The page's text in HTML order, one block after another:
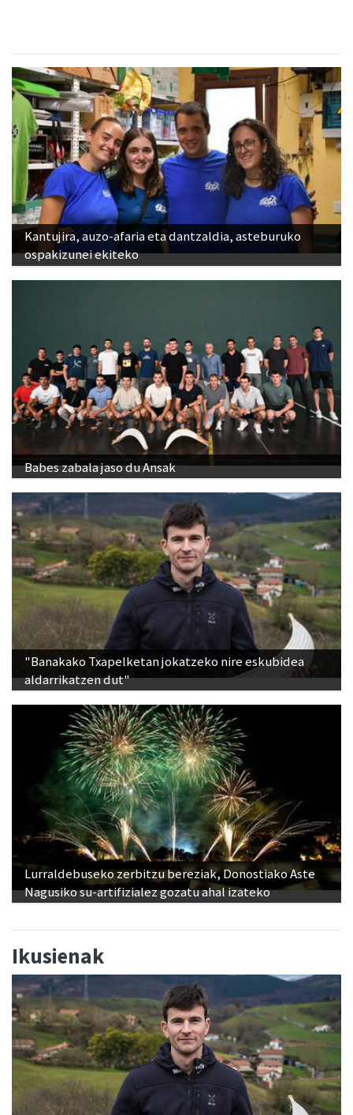
Kantujira, auzo-afaria eta dantzaldia, asteburuko
ospakizunei ekiteko
Babes zabala jaso du Ansak
"Banakako Txapelketan jokatzeko nire eskubidea
aldarrikatzen dut"
Lurraldebuseko zerbitzu bereziak, Donostiako Aste
Nagusiko su-artifizialez gozatu ahal izateko
Ikusienak